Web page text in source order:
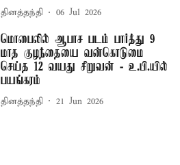
தினத்தந்தி 06 Jul 2026
மொபைலில் ஆபாச படம் பார்த்து 9
மாத குழந்தையை வன்கொடுமை
செய்த 12 வயது சிறுவன் - உ.பி.யில்
பயங்கரம்
தினத்தந்தி 21 Jun 2026